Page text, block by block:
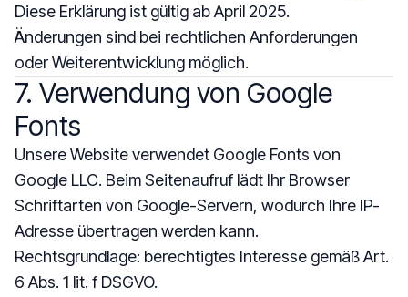
Diese Erklärung ist gültig ab April 2025.
Änderungen sind bei rechtlichen Anforderungen
oder Weiterentwicklung möglich.
7. Verwendung von Google
Fonts
Unsere Website verwendet Google Fonts von
Google LLC. Beim Seitenaufruf lädt Ihr Browser
Schriftarten von Google-Servern, wodurch Ihre IP-
Adresse übertragen werden kann.
Rechtsgrundlage: berechtigtes Interesse gemäß Art.
6 Abs. 1 lit. f DSGVO.